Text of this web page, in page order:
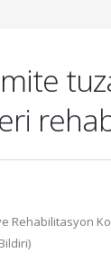
Rehabilitasyon